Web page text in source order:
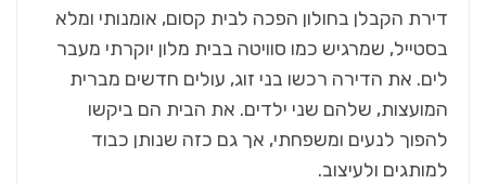
דירת הקבלן בחולון הפכה לבית קסום, אומנותי ומלא
בסטייל, שמרגיש כמו סוויטה בבית מלון יוקרתי מעבר
לים. את הדירה רכשו בני זוג, עולים חדשים מברית
המועצות, שלהם שני ילדים. את הבית הם ביקשו
להפוך לנעים ומשפחתי, אך גם כזה שנותן כבוד
למותגים ולעיצוב.